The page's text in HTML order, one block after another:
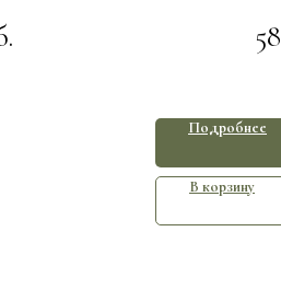
58
Подробнее
В корзину